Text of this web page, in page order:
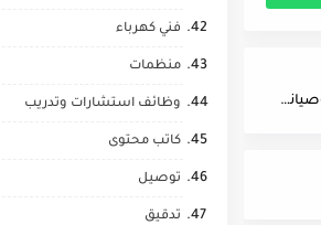
مطلوب للتوظيف لدى شركة خاصة موظف دعم فني وصيانة IT Technical Support
فني كهرباء
منظمات
وظائف استشارات وتدريب
كاتب محتوى
توصيل
تدقيق